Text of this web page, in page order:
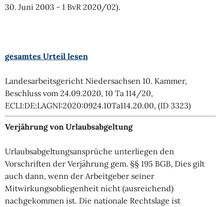
30. Juni 2003 - 1 BvR 2020/02).
gesamtes Urteil lesen
Landesarbeitsgericht Niedersachsen 10. Kammer,
Beschluss vom 24.09.2020, 10 Ta 114/20,
ECLI:DE:LAGNI:2020:0924.10Ta114.20.00, (ID 3323)
Verjährung von Urlaubsabgeltung
Urlaubsabgeltungsansprüche unterliegen den
Vorschriften der Verjährung gem. §§ 195 BGB, Dies gilt
auch dann, wenn der Arbeitgeber seiner
Mitwirkungsobliegenheit nicht (ausreichend)
nachgekommen ist. Die nationale Rechtslage ist